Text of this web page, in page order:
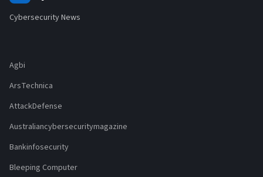
Cybersecurity News
Agbi
ArsTechnica
AttackDefense
Australiancybersecuritymagazine
Bankinfosecurity
Bleeping Computer